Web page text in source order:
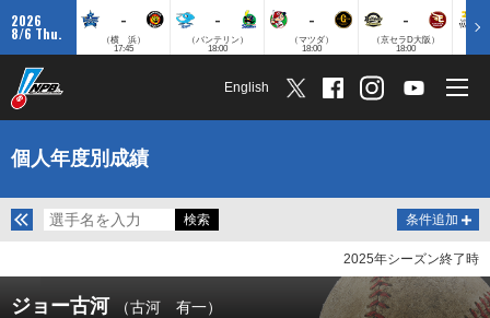
2026
8/6 Thu.
-
（横 浜）
17:45
-
（バンテリン）
18:00
-
（マツダ）
18:00
-
（京セラD大阪）
18:00
English
個人年度別成績
条件追加
2025年シーズン終了時
ジョー古河 （古河 有一）